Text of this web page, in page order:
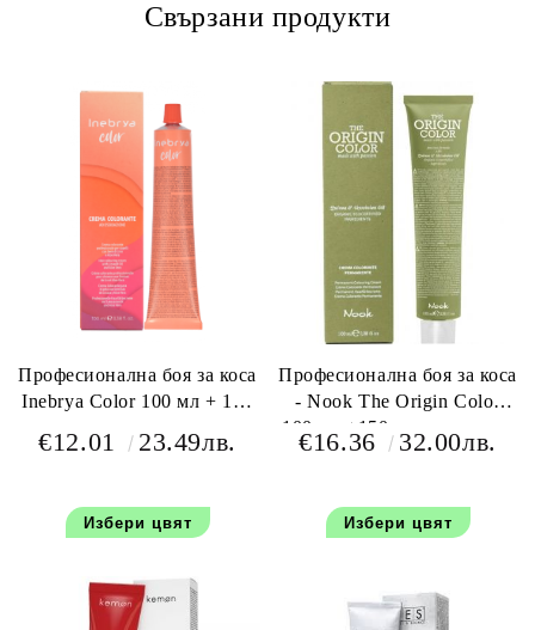
Свързани продукти
Професионална боя за коса
Inebrya Color 100 мл + 150
€12.01 23.49лв.
Избери цвят
Професионална боя за коса
- Nook The Origin Color
100 мл +150 мл окислител
€16.36 32.00лв.
Избери цвят